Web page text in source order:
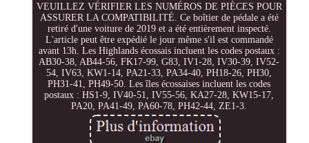
VEUILLEZ VÉRIFIER LES NUMÉROS DE PIÈCES POUR
ASSURER LA COMPATIBILITÉ. Ce boîtier de pédale a été
retiré d'une voiture de 2019 et a été entièrement inspecté.
L'article peut être expédié le jour même s'il est commandé
avant 13h. Les Highlands écossais incluent les codes postaux :
AB30-38, AB44-56, FK17-99, G83, IV1-28, IV30-39, IV52-
54, IV63, KW1-14, PA21-33, PA34-40, PH18-26, PH30,
PH31-41, PH49-50. Les îles écossaises incluent les codes
postaux : HS1-9, IV40-51, IV55-56, KA27-28, KW15-17,
PA20, PA41-49, PA60-78, PH42-44, ZE1-3.